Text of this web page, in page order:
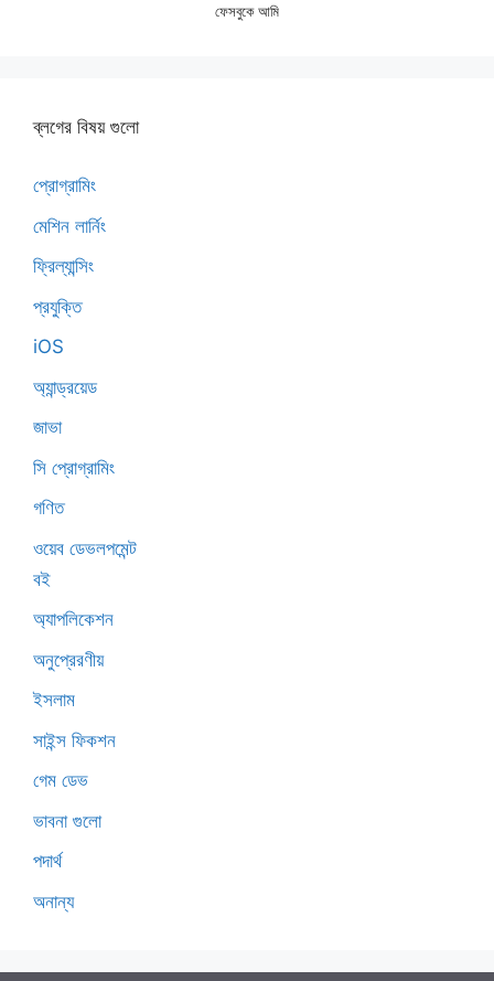
ফেসবুকে আমি
ব্লগের বিষয় গুলো
প্রোগ্রামিং
মেশিন লার্নিং
ফ্রিল্যান্সিং
প্রযুক্তি
iOS
অ্যান্ড্রয়েড
জাভা
সি প্রোগ্রামিং
গণিত
ওয়েব ডেভলপমেন্ট
বই
অ্যাপলিকেশন
অনুপ্রেরণীয়
ইসলাম
সাইন্স ফিকশন
গেম ডেভ
ভাবনা গুলো
পদার্থ
অনান্য